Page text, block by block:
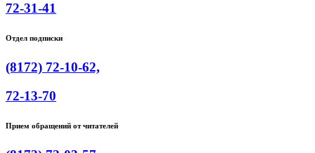
72-31-41
Отдел подписки
(8172) 72-10-62,
72-13-70
Прием обращений от читателей